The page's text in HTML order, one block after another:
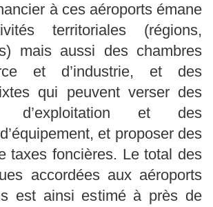
à ces aéroports émane
territoriales (régions,
mais aussi des chambres
et d’industrie, et des
qui peuvent verser des
d’exploitation et des
et proposer des
taxes foncières. Le total des
accordées aux aéroports
est ainsi estimé à près de